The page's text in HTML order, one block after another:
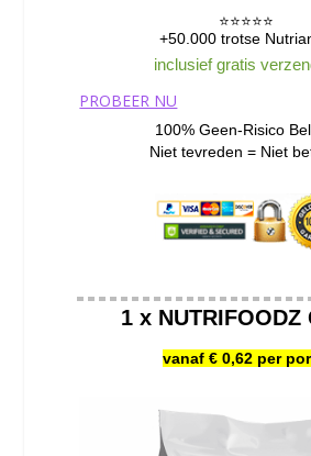
⭐️⭐️⭐️⭐️⭐️
+50.000 trotse
inclusief gratis
PROBEER NU
100% Geen-Risico
Niet tevreden = Niet
1 x NUTRIFOODZ
vanaf € 0,62 per